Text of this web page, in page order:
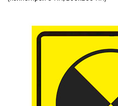
Партнерам
ПН - ЧТ:
СБ, ВС:
Выдача продукции: